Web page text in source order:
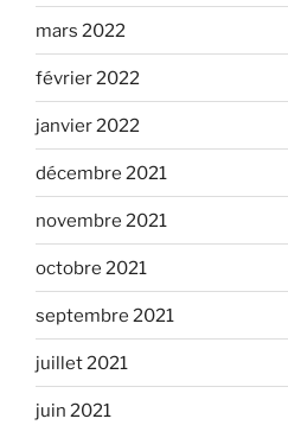
mars 2022
février 2022
janvier 2022
décembre 2021
novembre 2021
octobre 2021
septembre 2021
juillet 2021
juin 2021